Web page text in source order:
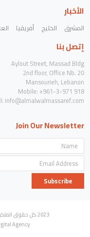
الأخبار
المشرق الخليج أفريقيا
إتصل بنا
Aylout Street, Massad Bldg
2nd floor, Office Nb. 20
Mansourieh, Lebanon
Mobile: +961-3-971 918
info@almalwalmassaref.com
Join Our Newsletter
Subscribe
2023 كل حقوق الملكية الفكرية محفوظة © المال والمصارف
Agency